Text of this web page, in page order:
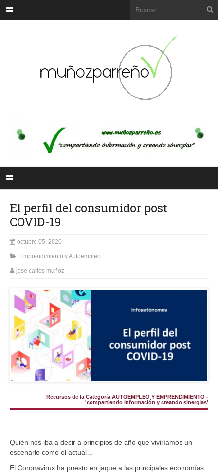
El perfil del consumidor post
COVID-19
octubre 05, 2020
Emprendimiento y Autoempleo
jose carlos muñoz
Recursos de la Categoría AUTOEMPLEO Y EMPRENDIMIENTO -
'compartiendo información y creando sinergias'
Quién nos iba a decir a principios de año que viviríamos un
escenario como el actual…
El Coronavirus ha puesto en jaque a las principales economías